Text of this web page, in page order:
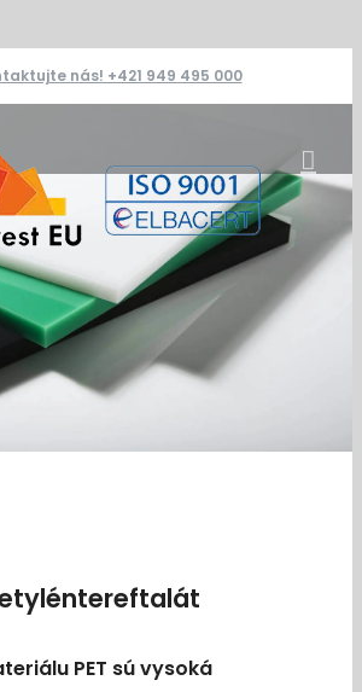
nás! +421 949 495 000
02-05T11:14:09+01:00
PET sú vysoká